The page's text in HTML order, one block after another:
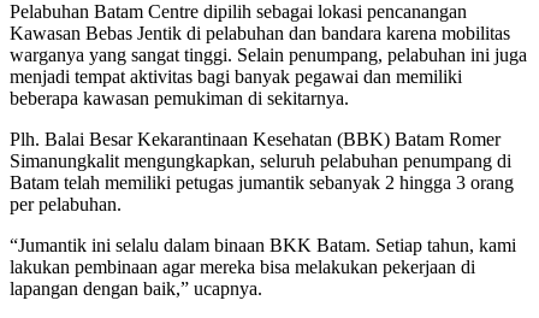
Pelabuhan Batam Centre dipilih sebagai lokasi pencanangan
Kawasan Bebas Jentik di pelabuhan dan bandara karena mobilitas
warganya yang sangat tinggi. Selain penumpang, pelabuhan ini juga
menjadi tempat aktivitas bagi banyak pegawai dan memiliki
beberapa kawasan pemukiman di sekitarnya.
Plh. Balai Besar Kekarantinaan Kesehatan (BBK) Batam Romer
Simanungkalit mengungkapkan, seluruh pelabuhan penumpang di
Batam telah memiliki petugas jumantik sebanyak 2 hingga 3 orang
per pelabuhan.
“Jumantik ini selalu dalam binaan BKK Batam. Setiap tahun, kami
lakukan pembinaan agar mereka bisa melakukan pekerjaan di
lapangan dengan baik,” ucapnya.